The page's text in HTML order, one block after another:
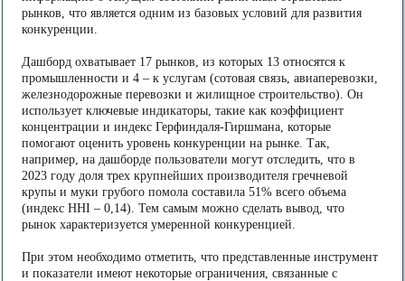
рынков, что является одним из базовых условий для развития
конкуренции.
Дашборд охватывает 17 рынков, из которых 13 относятся к
промышленности и 4 – к услугам (сотовая связь, авиаперевозки,
железнодорожные перевозки и жилищное строительство). Он
использует ключевые индикаторы, такие как коэффициент
концентрации и индекс Герфиндаля-Гиршмана, которые
помогают оценить уровень конкуренции на рынке. Так,
например, на дашборде пользователи могут отследить, что в
2023 году доля трех крупнейших производителя гречневой
крупы и муки грубого помола составила 51% всего объема
(индекс HHI – 0,14). Тем самым можно сделать вывод, что
рынок характеризуется умеренной конкуренцией.
При этом необходимо отметить, что представленные инструмент
и показатели имеют некоторые ограничения, связанные с